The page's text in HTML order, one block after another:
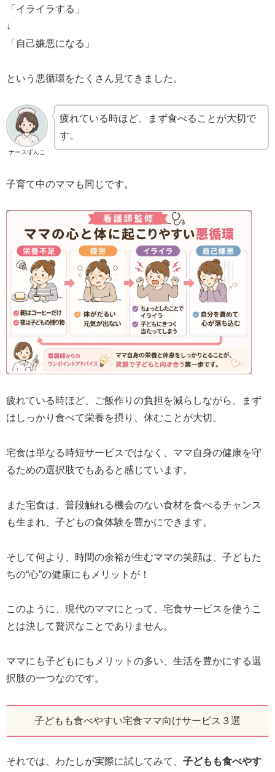
「イライラする」
↓
「自己嫌悪になる」
という悪循環をたくさん見てきました。
ナースずんこ
疲れている時ほど、まず食べることが大切で
す。
子育て中のママも同じです。
疲れている時ほど、ご飯作りの負担を減らしながら、まず
はしっかり食べて栄養を摂り、休むことが大切。
宅食は単なる時短サービスではなく、ママ自身の健康を守
るための選択肢でもあると感じています。
また宅食は、普段触れる機会のない食材を食べるチャンス
も生まれ、子どもの食体験を豊かにできます。
そして何より、時間の余裕が生むママの笑顔は、子どもた
ちの“心”の健康にもメリットが！
このように、現代のママにとって、宅食サービスを使うこ
とは決して贅沢なことでありません。
ママにも子どもにもメリットの多い、生活を豊かにする選
択肢の一つなのです。
子どもも食べやすい宅食ママ向けサービス３選
それでは、わたしが実際に試してみて、 子どもも食べやす